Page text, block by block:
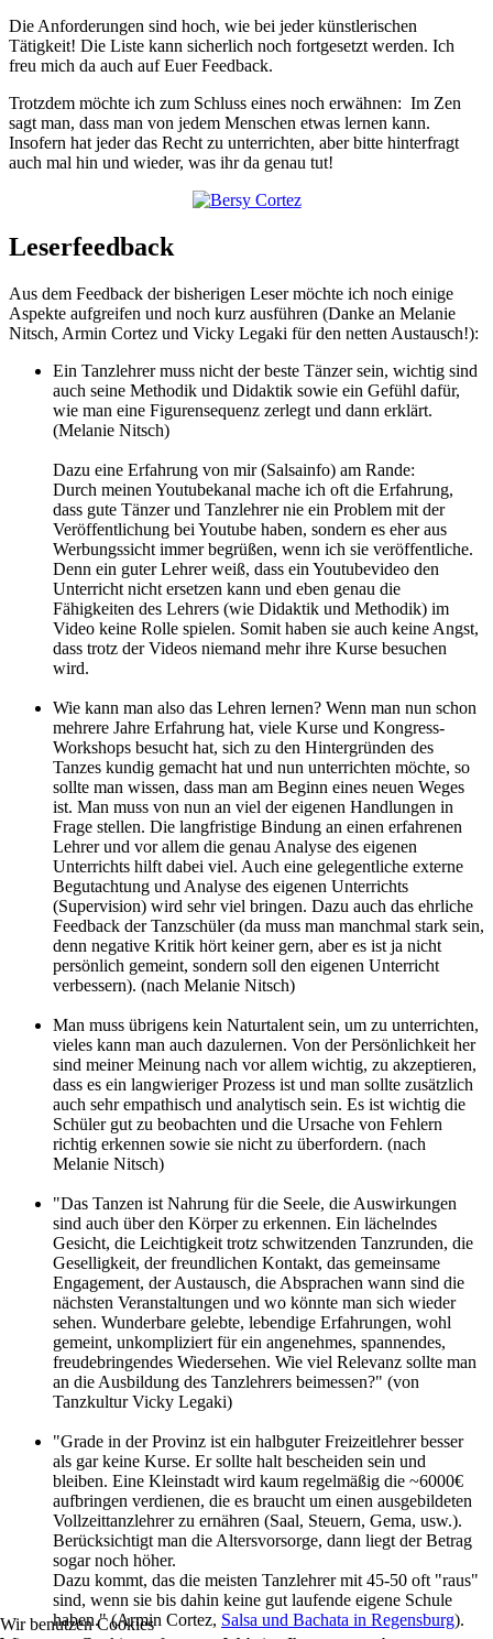
Die Anforderungen sind hoch, wie bei jeder künstlerischen
Tätigkeit! Die Liste kann sicherlich noch fortgesetzt werden. Ich
freu mich da auch auf Euer Feedback.
Trotzdem möchte ich zum Schluss eines noch erwähnen: Im Zen
sagt man, dass man von jedem Menschen etwas lernen kann.
Insofern hat jeder das Recht zu unterrichten, aber bitte hinterfragt
auch mal hin und wieder, was ihr da genau tut!
Leserfeedback
Aus dem Feedback der bisherigen Leser möchte ich noch einige
Aspekte aufgreifen und noch kurz ausführen (Danke an Melanie
Nitsch, Armin Cortez und Vicky Legaki für den netten Austausch!):
Ein Tanzlehrer muss nicht der beste Tänzer sein, wichtig sind
auch seine Methodik und Didaktik sowie ein Gefühl dafür,
wie man eine Figurensequenz zerlegt und dann erklärt.
(Melanie Nitsch)
Dazu eine Erfahrung von mir (Salsainfo) am Rande:
Durch meinen Youtubekanal mache ich oft die Erfahrung,
dass gute Tänzer und Tanzlehrer nie ein Problem mit der
Veröffentlichung bei Youtube haben, sondern es eher aus
Werbungssicht immer begrüßen, wenn ich sie veröffentliche.
Denn ein guter Lehrer weiß, dass ein Youtubevideo den
Unterricht nicht ersetzen kann und eben genau die
Fähigkeiten des Lehrers (wie Didaktik und Methodik) im
Video keine Rolle spielen. Somit haben sie auch keine Angst,
dass trotz der Videos niemand mehr ihre Kurse besuchen
wird.
Wie kann man also das Lehren lernen? Wenn man nun schon
mehrere Jahre Erfahrung hat, viele Kurse und Kongress-
Workshops besucht hat, sich zu den Hintergründen des
Tanzes kundig gemacht hat und nun unterrichten möchte, so
sollte man wissen, dass man am Beginn eines neuen Weges
ist. Man muss von nun an viel der eigenen Handlungen in
Frage stellen. Die langfristige Bindung an einen erfahrenen
Lehrer und vor allem die genau Analyse des eigenen
Unterrichts hilft dabei viel. Auch eine gelegentliche externe
Begutachtung und Analyse des eigenen Unterrichts
(Supervision) wird sehr viel bringen. Dazu auch das ehrliche
Feedback der Tanzschüler (da muss man manchmal stark sein,
denn negative Kritik hört keiner gern, aber es ist ja nicht
persönlich gemeint, sondern soll den eigenen Unterricht
verbessern). (nach Melanie Nitsch)
Man muss übrigens kein Naturtalent sein, um zu unterrichten,
vieles kann man auch dazulernen. Von der Persönlichkeit her
sind meiner Meinung nach vor allem wichtig, zu akzeptieren,
dass es ein langwieriger Prozess ist und man sollte zusätzlich
auch sehr empathisch und analytisch sein. Es ist wichtig die
Schüler gut zu beobachten und die Ursache von Fehlern
richtig erkennen sowie sie nicht zu überfordern. (nach
Melanie Nitsch)
"Das Tanzen ist Nahrung für die Seele, die Auswirkungen
sind auch über den Körper zu erkennen. Ein lächelndes
Gesicht, die Leichtigkeit trotz schwitzenden Tanzrunden, die
Geselligkeit, der freundlichen Kontakt, das gemeinsame
Engagement, der Austausch, die Absprachen wann sind die
nächsten Veranstaltungen und wo könnte man sich wieder
sehen. Wunderbare gelebte, lebendige Erfahrungen, wohl
gemeint, unkompliziert für ein angenehmes, spannendes,
freudebringendes Wiedersehen. Wie viel Relevanz sollte man
an die Ausbildung des Tanzlehrers beimessen?" (von
Tanzkultur Vicky Legaki)
"Grade in der Provinz ist ein halbguter Freizeitlehrer besser
als gar keine Kurse. Er sollte halt bescheiden sein und
bleiben. Eine Kleinstadt wird kaum regelmäßig die ~6000€
aufbringen verdienen, die es braucht um einen ausgebildeten
Vollzeittanzlehrer zu ernähren (Saal, Steuern, Gema, usw.).
Berücksichtigt man die Altersvorsorge, dann liegt der Betrag
sogar noch höher.
Dazu kommt, das die meisten Tanzlehrer mit 45-50 oft "raus"
sind, wenn sie bis dahin keine gut laufende eigene Schule
haben." (Armin Cortez, Salsa und Bachata in Regensburg).
Wir benutzen Cookies